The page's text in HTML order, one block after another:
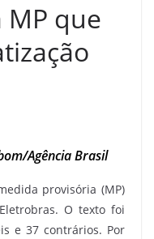
MP que
Agência Brasil
provisória (MP)
O texto foi
e 37 contrários. Por